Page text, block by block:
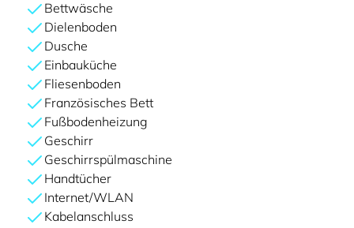
Bettwäsche
Dielenboden
Dusche
Einbauküche
Fliesenboden
Französisches Bett
Fußbodenheizung
Geschirr
Geschirrspülmaschine
Handtücher
Internet/WLAN
Kabelanschluss